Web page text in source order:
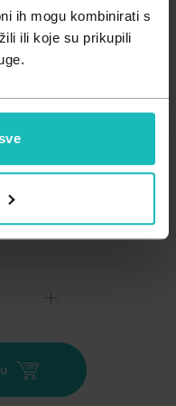
ih mogu kombinirati s
ili koje su prikupili